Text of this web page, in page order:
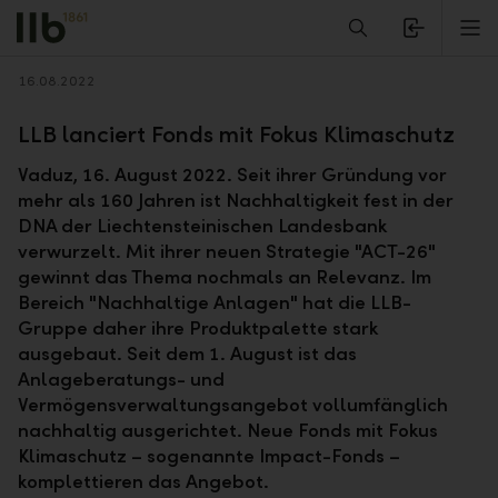
Alerts.Headline
Zurück
16.08.2022
LLB lanciert Fonds mit Fokus Klimaschutz
Vaduz, 16. August 2022. Seit ihrer Gründung vor
mehr als 160 Jahren ist Nachhaltigkeit fest in der
DNA der Liechtensteinischen Landesbank
verwurzelt. Mit ihrer neuen Strategie "ACT-26"
gewinnt das Thema nochmals an Relevanz. Im
Bereich "Nachhaltige Anlagen" hat die LLB-
Gruppe daher ihre Produktpalette stark
ausgebaut. Seit dem 1. August ist das
Anlageberatungs- und
Vermögensverwaltungsangebot vollumfänglich
nachhaltig ausgerichtet. Neue Fonds mit Fokus
Klimaschutz – sogenannte Impact-Fonds –
komplettieren das Angebot.